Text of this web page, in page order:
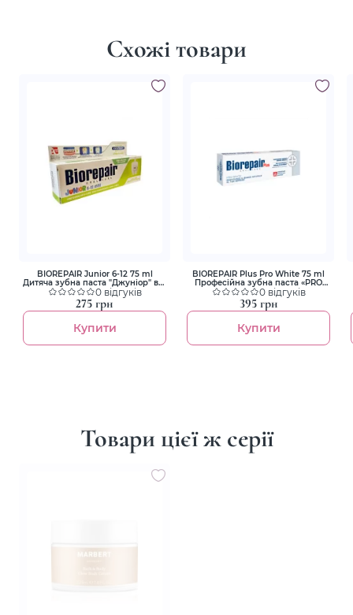
Схожі товари
BIOREPAIR Junior 6-12 75 ml
Дитяча зубна паста "Джуніор" від
6 до 12 років
0 відгуків
275 грн
Купити
BIOREPAIR Plus Pro White 75 ml
Професійна зубна паста «PRO
White»0 відгуків
395 грн
Купити
Товари цієї ж серії